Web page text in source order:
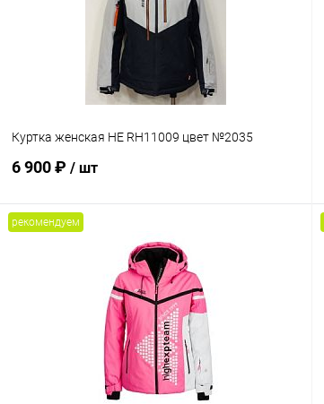
Куртка женская HE RH11009 цвет №2035
6 900 ₽ / шт
В корзину
В наличии
рекомендуем